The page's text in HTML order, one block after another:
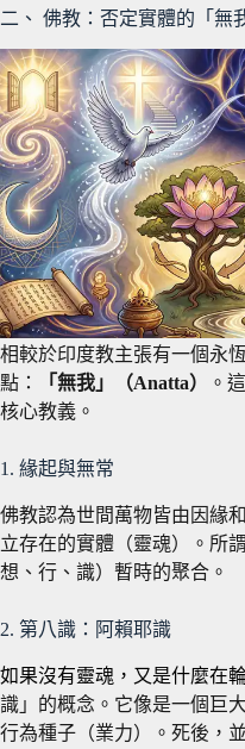
二、 佛教：否定實體的「無
相較於印度教主張有一個永
點：
「無我」（Anatta）
。
核心教義。
1. 緣起與無常
佛教認為世間萬物皆由因緣
立存在的實體（靈魂）。所
想、行、識）暫時的聚合。
2. 第八識：阿賴耶識
如果沒有靈魂，又是什麼在
識」的概念。它像是一個巨
行為種子（業力）。死後，